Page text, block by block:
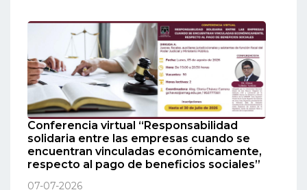
Conferencia virtual “Responsabilidad
solidaria entre las empresas cuando se
encuentran vinculadas económicamente,
respecto al pago de beneficios sociales”
07-07-2026